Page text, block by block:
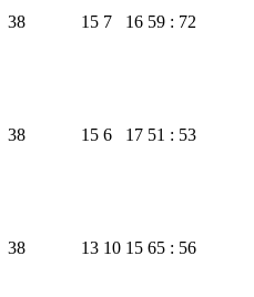
38 15 7 16 59 : 72
38 15 6 17 51 : 53
38 13 10 15 65 : 56